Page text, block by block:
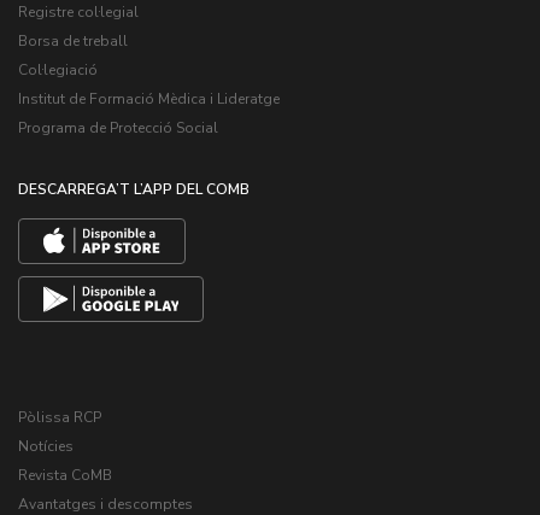
Registre col·legial
Borsa de treball
Col·legiació
Institut de Formació Mèdica i Lideratge
Programa de Protecció Social
DESCARREGA’T L’APP DEL COMB
Pòlissa RCP
Notícies
Revista CoMB
Avantatges i descomptes